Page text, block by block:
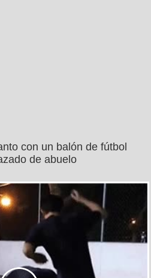
con un balón de fútbol
de abuelo